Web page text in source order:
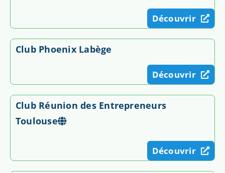
Découvrir
Club Phoenix Labège
Découvrir
Club Réunion des Entrepreneurs
Toulouse
Découvrir